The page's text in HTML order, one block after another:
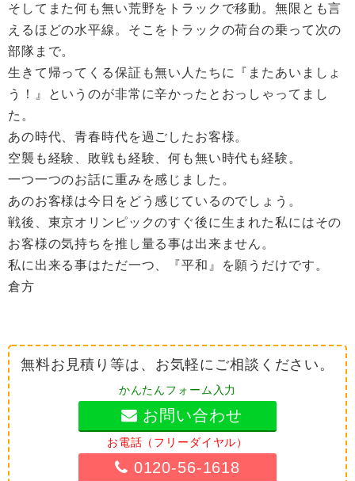
そしてまた何も無い荒野をトラックで移動。無限とも言
えるほどの水平線。そこをトラックの荷台の乗って次の
部隊まで。
生きて帰ってくる保証も無い人たちに『またあいましょ
う！』というのが非常に辛かったとおっしゃってまし
た。
あの時代、青春時代を過ごしたお客様。
空襲も経験、敗戦も経験、何も無い時代も経験。
一つ一つのお話に重みを感じました。
あのお客様は今日をどう感じているのでしょう。
戦後、東京オリンピックのすぐ後に生まれた私にはその
お客様の気持ちを推し量る事は出来ません。
私に出来る事はただ一つ、『平和』を願うだけです。
倉方
無料お見積り等は、お気軽にご相談ください。
かんたんフォーム入力
お問い合わせ
お電話（フリーダイヤル）
0120-56-1618